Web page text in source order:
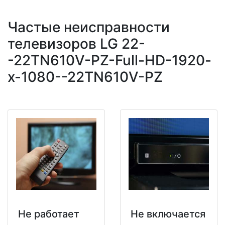
Частые неисправности
телевизоров LG 22-
-22TN610V-PZ-Full-HD-1920-
x-1080--22TN610V-PZ
Не работает Не включается